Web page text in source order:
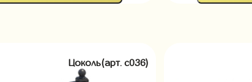
Цоколь(арт. c036)